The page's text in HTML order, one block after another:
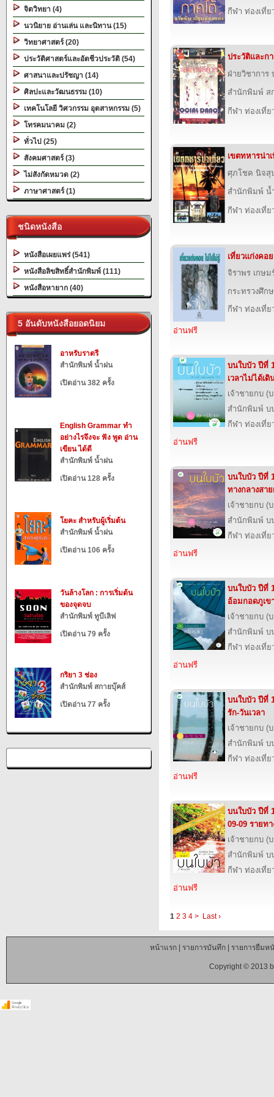
จิตวิทยา (4)
นวนิยาย อ่านเล่น และนิทาน (15)
วิทยาศาสตร์ (20)
ประวัติศาสตร์และอัตชีวประวัติ (54)
ศาสนาและปรัชญา (14)
ศิลปะและวัฒนธรรม (10)
เทคโนโลยี วิศวกรรม อุตสาหกรรม (5)
โทรคมนาคม (2)
ทั่วไป (25)
สังคมศาสตร์ (3)
ไม่สังกัดหมวด (2)
ภาษาศาสตร์ (1)
ชนิดหนังสือ
หนังสือเผยแพร่ (541)
หนังสือลิขสิทธิ์สำนักพิมพ์ (111)
หนังสือหายาก (40)
5 อันดับหนังสือยอดนิยม
อาหรับราตรี
สำนักพิมพ์ น้ำฝน
เปิดอ่าน 382 ครั้ง
English Grammar ทำ
อย่างไรจึงจะ ฟัง พูด อ่าน
เขียน ได้ดี
สำนักพิมพ์ น้ำฝน
เปิดอ่าน 128 ครั้ง
โยคะ สำหรับผู้เริ่มต้น
สำนักพิมพ์ น้ำฝน
เปิดอ่าน 106 ครั้ง
วันล้างโลก : การเริ่มต้น
ของจุดจบ
สำนักพิมพ์ ทูบีเลิฟ
เปิดอ่าน 79 ครั้ง
กริยา 3 ช่อง
สำนักพิมพ์ สกายบุ๊คส์
เปิดอ่าน 77 ครั้ง
กีฬา ท่องเที่
ประวัติและก
ฝ่ายวิชาการ
สำนักพิมพ์ ส
กีฬา ท่องเที่
เขตทหารน่า
ศุภโชค นิจสุ
สำนักพิมพ์ น้
กีฬา ท่องเที่
เที่ยวแก่งคอ
จิราพร เกษ
กระทรวงศึก
กีฬา ท่องเที่
อ่านฟรี
บนใบบัว ปีที่
เวลาไม่ได้เดิ
เจ้าชายกบ (
สำนักพิมพ์ บ
กีฬา ท่องเที่
อ่านฟรี
บนใบบัว ปีที่
ทางกลางสา
เจ้าชายกบ (
สำนักพิมพ์ บ
กีฬา ท่องเที่
อ่านฟรี
บนใบบัว ปีที่
อ้อมกอดภูเข
เจ้าชายกบ (
สำนักพิมพ์ บ
กีฬา ท่องเที่
อ่านฟรี
บนใบบัว ปีที่
รัก-วันเวลา
เจ้าชายกบ (
สำนักพิมพ์ บ
กีฬา ท่องเที่
อ่านฟรี
บนใบบัว ปีที่
09-09 รายท
เจ้าชายกบ (
สำนักพิมพ์ บ
กีฬา ท่องเที่
อ่านฟรี
1 2 3 4 > Last ›
หน้าแรก| รายการบันทึก| รายการยืมห
Copyright © 2013